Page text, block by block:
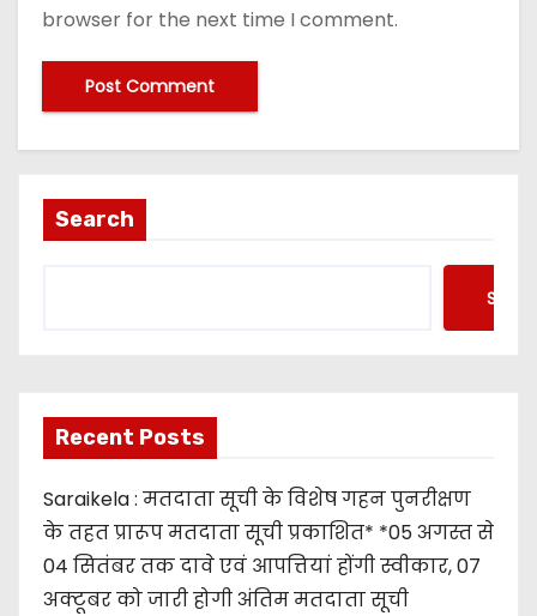
browser for the next time I comment.
Search
Recent Posts
Saraikela : मतदाता सूची के विशेष गहन पुनरीक्षण
के तहत प्रारूप मतदाता सूची प्रकाशित* *05 अगस्त से
04 सितंबर तक दावे एवं आपत्तियां होंगी स्वीकार, 07
अक्टूबर को जारी होगी अंतिम मतदाता सूची